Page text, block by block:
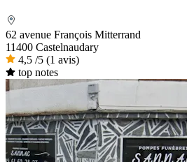
62 avenue François Mitterrand
11400 Castelnaudary
4,5 /5 (1 avis)
top notes